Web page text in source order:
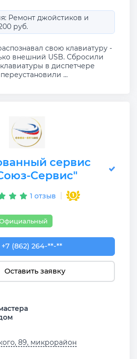
Ремонт джойстиков и
руб.
свою клавиатуру -
внешний USB. Сбросили
в диспетчере
...
сервис
Сервис"
1 отзыв
+7 (862) 264-33-22
+7 (862) 264-**-**
Оставить заявку
89, микрорайон